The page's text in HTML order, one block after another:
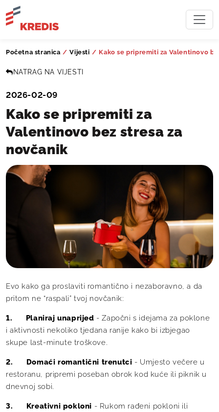
Početna stranica / Vijesti / Kako se pripremiti za Valentinovo
NATRAG NA VIJESTI
2026-02-09
Kako se pripremiti za
Valentinovo bez stresa za
novčanik
Evo kako ga proslaviti romantično i nezaboravno, a da
pritom ne “raspali” tvoj novčanik:
1. Planiraj unaprijed - Započni s idejama za poklone
i aktivnosti nekoliko tjedana ranije kako bi izbjegao
skupe last-minute troškove.
2. Domaći romantični trenutci - Umjesto večere u
restoranu, pripremi poseban obrok kod kuće ili piknik u
dnevnoj sobi.
3. Kreativni pokloni - Rukom rađeni pokloni ili